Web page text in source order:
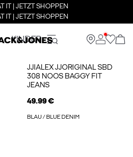
IT | JETZT SHOPPEN
IT | JETZT SHOPPEN
KINDER
JJIALEX JJORIGINAL SBD
308 NOOS BAGGY FIT
JEANS
49.99 €
BLAU / BLUE DENIM